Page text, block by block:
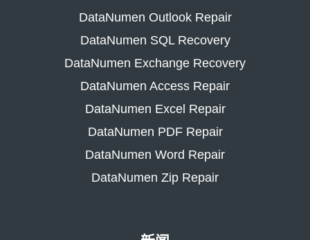
DataNumen Outlook Repair
DataNumen SQL Recovery
DataNumen Exchange Recovery
DataNumen Access Repair
DataNumen Excel Repair
DataNumen PDF Repair
DataNumen Word Repair
DataNumen Zip Repair